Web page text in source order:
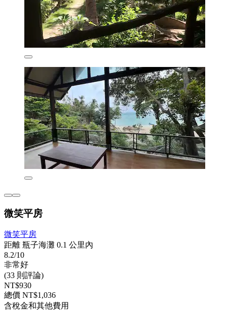
微笑平房
微笑平房
距離 瓶子海灘 0.1 公里內
8.2/10
非常好
(33 則評論)
NT$930
總價 NT$1,036
含稅金和其他費用